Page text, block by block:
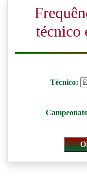
técnico
Técnico: